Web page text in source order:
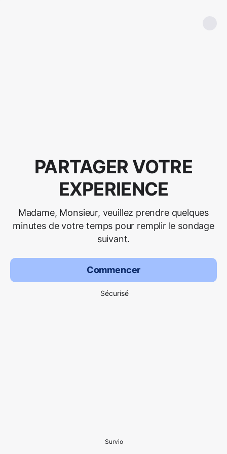
PARTAGER VOTRE
EXPERIENCE
Madame, Monsieur, veuillez prendre quelques
minutes de votre temps pour remplir le sondage
suivant.
Commencer
Sécurisé
Survio